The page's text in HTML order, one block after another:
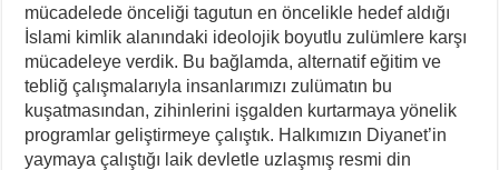
mücadelede önceliği tagutun en öncelikle hedef aldığı
İslami kimlik alanındaki ideolojik boyutlu zulümlere karşı
mücadeleye verdik. Bu bağlamda, alternatif eğitim ve
tebliğ çalışmalarıyla insanlarımızı zulümatın bu
kuşatmasından, zihinlerini işgalden kurtarmaya yönelik
programlar geliştirmeye çalıştık. Halkımızın Diyanet’in
yaymaya çalıştığı laik devletle uzlaşmış resmi din